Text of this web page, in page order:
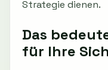
Strategie dienen.
Das
für Ihre